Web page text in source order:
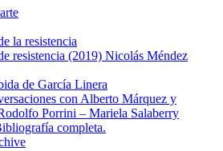
la resistencia
resistencia (2019) Nicolás Méndez
de García Linera
con Alberto Márquez y
Porrini – Mariela Salaberry
completa.